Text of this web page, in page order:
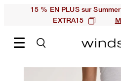
15 % EN PLUS sur
EXTRA15